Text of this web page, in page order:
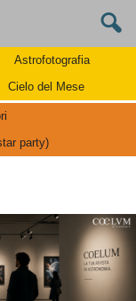
Astrofotografia
Cielo del Mese
party)